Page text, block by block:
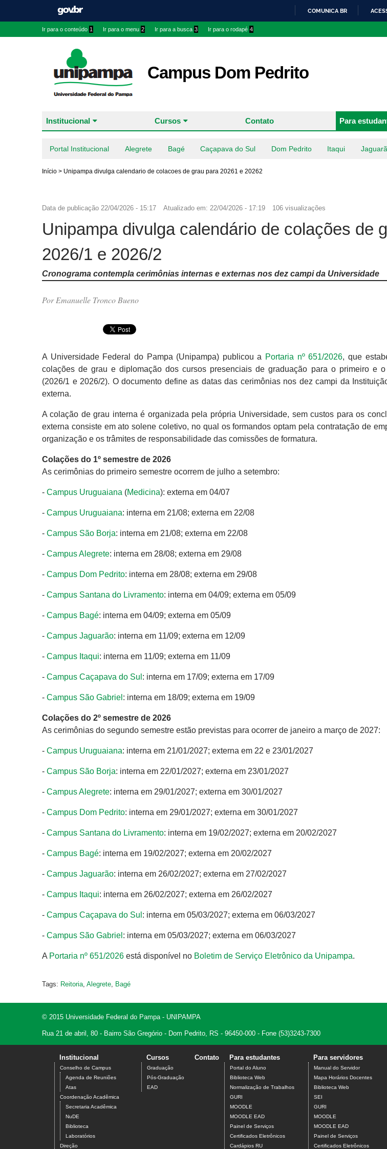
COMUNICA BR
Ir para o conteúdo 1 Ir para o menu 2 Ir para a busca 3 Ir para o rodapé 4
Campus Dom Pedrito
Institucional Cursos Contato Para
Portal Institucional Alegrete Bagé Caçapava do Sul Dom Pedrito Itaqui
Início > Unipampa divulga calendario de colacoes de grau para 20261 e 20262
Data de publicação 22/04/2026 - 15:17 Atualizado em: 22/04/2026 - 17:19 106 visualizações
Unipampa divulga calendário de colações de
2026/1 e 2026/2
Cronograma contempla cerimônias internas e externas nos dez campi da Universidade
Por Emanuelle Tronco Bueno
A Universidade Federal do Pampa (Unipampa) publicou a Portaria nº 651/2026, que
colações de grau e diplomação dos cursos presenciais de graduação para o primeiro e
(2026/1 e 2026/2). O documento define as datas das cerimônias nos dez campi da
externa.
A colação de grau interna é organizada pela própria Universidade, sem custos para os
externa consiste em ato solene coletivo, no qual os formandos optam pela contratação de
organização e os trâmites de responsabilidade das comissões de formatura.
Colações do 1º semestre de 2026
As cerimônias do primeiro semestre ocorrem de julho a setembro:
- Campus Uruguaiana (Medicina): externa em 04/07
- Campus Uruguaiana: interna em 21/08; externa em 22/08
- Campus São Borja: interna em 21/08; externa em 22/08
- Campus Alegrete: interna em 28/08; externa em 29/08
- Campus Dom Pedrito: interna em 28/08; externa em 29/08
- Campus Santana do Livramento: interna em 04/09; externa em 05/09
- Campus Bagé: interna em 04/09; externa em 05/09
- Campus Jaguarão: interna em 11/09; externa em 12/09
- Campus Itaqui: interna em 11/09; externa em 11/09
- Campus Caçapava do Sul : interna em 17/09; externa em 17/09
- Campus São Gabriel : interna em 18/09; externa em 19/09
Colações do 2º semestre de 2026
As cerimônias do segundo semestre estão previstas para ocorrer de janeiro a março de 2027:
- Campus Uruguaiana: interna em 21/01/2027; externa em 22 e 23/01/2027
- Campus São Borja: interna em 22/01/2027; externa em 23/01/2027
- Campus Alegrete: interna em 29/01/2027; externa em 30/01/2027
- Campus Dom Pedrito: interna em 29/01/2027; externa em 30/01/2027
- Campus Santana do Livramento: interna em 19/02/2027; externa em 20/02/2027
- Campus Bagé: interna em 19/02/2027; externa em 20/02/2027
- Campus Jaguarão: interna em 26/02/2027; externa em 27/02/2027
- Campus Itaqui: interna em 26/02/2027; externa em 26/02/2027
- Campus Caçapava do Sul : interna em 05/03/2027; externa em 06/03/2027
- Campus São Gabriel : interna em 05/03/2027; externa em 06/03/2027
A Portaria nº 651/2026 está disponível no Boletim de Serviço Eletrônico da Unipampa.
Tags: Reitoria Alegrete Bagé
© 2015 Universidade Federal do Pampa - UNIPAMPA
Rua 21 de abril, 80 - Bairro São Gregório - Dom Pedrito, RS - 96450-000 - Fone (53)3243-7300
Institucional
Conselho de Campus
Agenda de Reuniões
Atas
Coordenação Acadêmica
Secretaria Acadêmica
NuDE
Biblioteca
Laboratórios
Direção
Cursos
Graduação
Pós-Graduação
EAD
Contato Para estudantes
Portal do Aluno
Biblioteca Web
Normalização de Trabalhos
GURI
MOODLE
MOODLE EAD
Painel de Serviços
Certificados Eletrônicos
Cardápios RU
Para servidores
Manual do Servidor
Mapa Horários Docentes
Biblioteca Web
SEI
GURI
MOODLE
MOODLE EAD
Painel de Serviços
Certificados Eletrônicos